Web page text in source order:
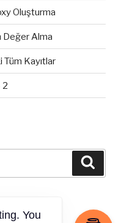
Oluşturma
Değer Alma
Kayıtlar
2
You